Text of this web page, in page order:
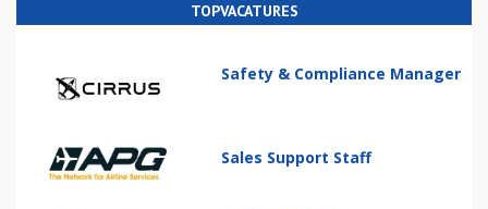
TOPVACATURES
Safety & Compliance Manager
Sales Support Staff